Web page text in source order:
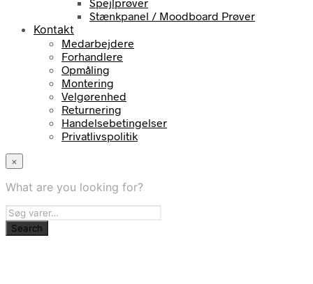
Spejlprøver
Stænkpanel / Moodboard Prøver
Kontakt
Medarbejdere
Forhandlere
Opmåling
Montering
Velgørenhed
Returnering
Handelsebetingelser
Privatlivspolitik
×
What are you looking for?